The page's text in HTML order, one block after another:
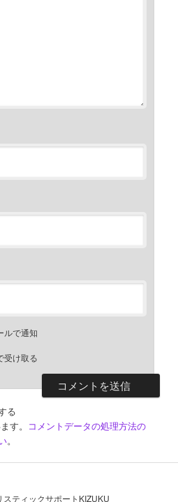
ルで通知
受け取る
る
す。 コメントデータの処理方法の
。
ティックサポートKIZUKU